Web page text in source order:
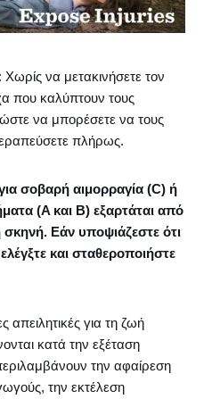
: Χωρίς να μετακινήσετε τον
που καλύπτουν τους
να μπορέσετε να τους
πλήρως.
σοβαρή αιμορραγία (C) ή
(A και B) εξαρτάται από
Εάν υποψιάζεστε ότι
και σταθεροποιήστε
απειλητικές για τη ζωή
κατά την εξέταση
την αφαίρεση
την εκτέλεση